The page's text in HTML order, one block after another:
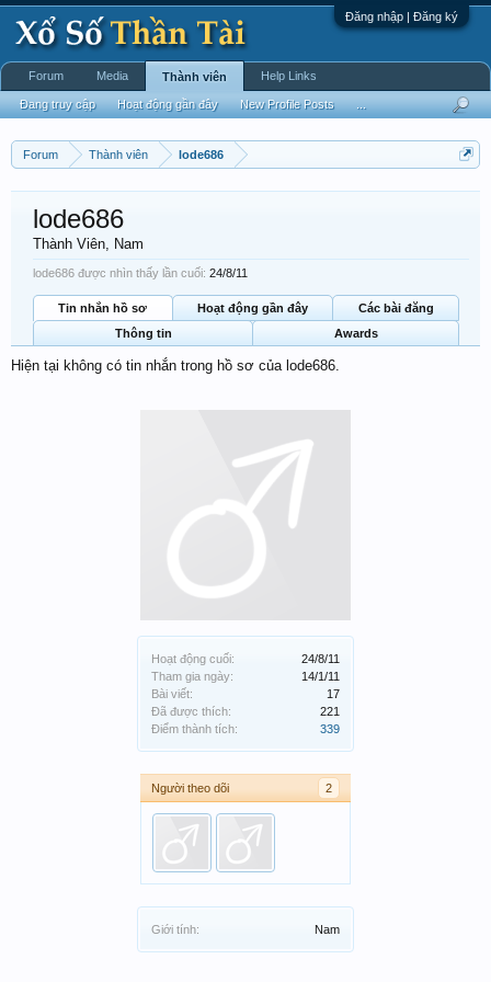
Đăng nhập | Đăng ký
Forum Thành viên lode686
Hoạt động cuối:
24/8/11
Tham gia ngày:
14/1/11
Bài viết:
17
Đã được thích:
221
Điểm thành tích:
339
Người theo dõi 2
Giới tính: Nam
lode686
Thành Viên, Nam
lode686 được nhìn thấy lần cuối: 24/8/11
Tin nhắn hồ sơ Hoạt động gần đây
Các bài đăng
Thông tin
Awards
Hiện tại không có tin nhắn trong hồ sơ của lode686.
Forum Media Thành viên
Đang truy cập Hoạt động gần đây New Profile Posts
Help Links